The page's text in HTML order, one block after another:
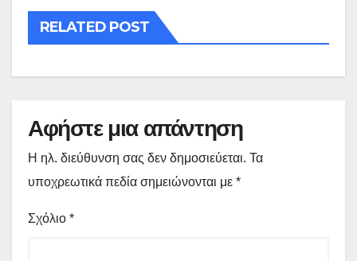
RELATED POST
Αφήστε μια απάντηση
Η ηλ. διεύθυνση σας δεν δημοσιεύεται. Τα
υποχρεωτικά πεδία σημειώνονται με *
Σχόλιο *